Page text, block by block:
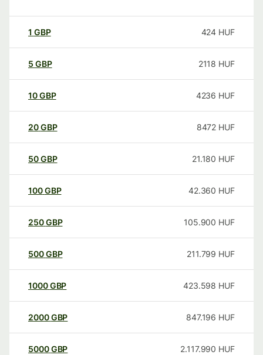
1 GBP 424 HUF
5 GBP 2118 HUF
10GBP 4236 HUF
20GBP 8472 HUF
50GBP 21.180 HUF
100GBP 42.360 HUF
250GBP 105.900 HUF
500GBP 211.799 HUF
1000GBP 423.598 HUF
2000GBP 847.196 HUF
5000GBP 2.117.990 HUF